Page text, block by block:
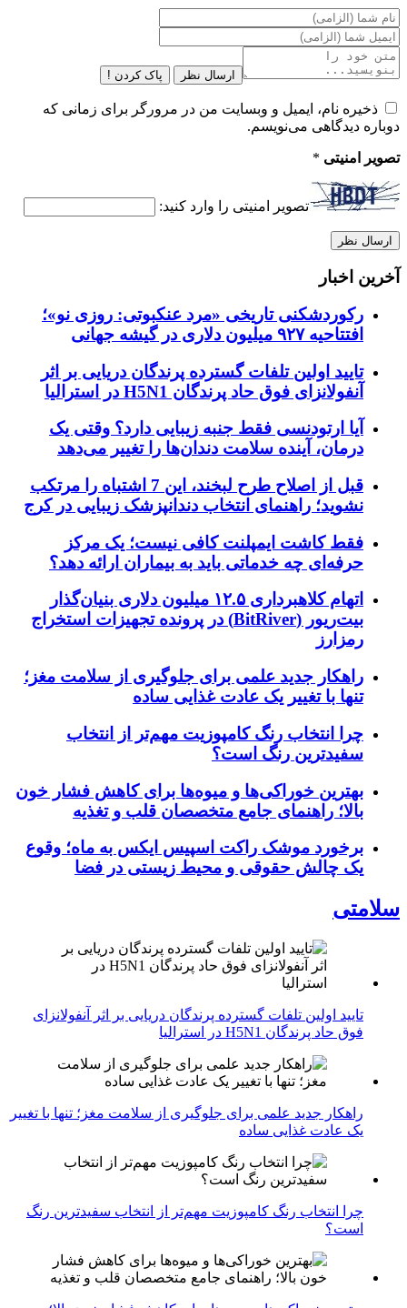
ارسال نظر پاک کردن !
ذخیره نام، ایمیل و وبسایت من در مرورگر برای زمانی که
دوباره دیدگاهی می‌نویسم.
تصویر امنیتی *
تصویر امنیتی را وارد کنید:
آخرین اخبار
رکوردشکنی تاریخی «مرد عنکبوتی: روزی نو»؛
افتتاحیه ۹۲۷ میلیون دلاری در گیشه جهانی
تایید اولین تلفات گسترده پرندگان دریایی بر اثر
آنفولانزای فوق حاد پرندگان H5N1 در استرالیا
آیا ارتودنسی فقط جنبه زیبایی دارد؟ وقتی یک
درمان، آینده سلامت دندان‌ها را تغییر می‌دهد
قبل از اصلاح طرح لبخند، این 7 اشتباه را مرتکب
نشوید؛ راهنمای انتخاب دندانپزشک زیبایی در کرج
فقط کاشت ایمپلنت کافی نیست؛ یک مرکز
حرفه‌ای چه خدماتی باید به بیماران ارائه دهد؟
اتهام کلاهبرداری ۱۲.۵ میلیون دلاری بنیان‌گذار
بیت‌ریور (BitRiver) در پرونده تجهیزات استخراج
رمزارز
راهکار جدید علمی برای جلوگیری از سلامت مغز؛
تنها با تغییر یک عادت غذایی ساده
چرا انتخاب رنگ کامپوزیت مهم‌تر از انتخاب
سفیدترین رنگ است؟
بهترین خوراکی‌ها و میوه‌ها برای کاهش فشار خون
بالا؛ راهنمای جامع متخصصان قلب و تغذیه
برخورد موشک راکت اسپیس ایکس به ماه؛ وقوع
یک چالش حقوقی و محیط زیستی در فضا
سلامتی
تایید اولین تلفات گسترده پرندگان دریایی بر اثر آنفولانزای
فوق حاد پرندگان H5N1 در استرالیا
راهکار جدید علمی برای جلوگیری از سلامت مغز؛ تنها با تغییر
یک عادت غذایی ساده
چرا انتخاب رنگ کامپوزیت مهم‌تر از انتخاب سفیدترین رنگ
است؟